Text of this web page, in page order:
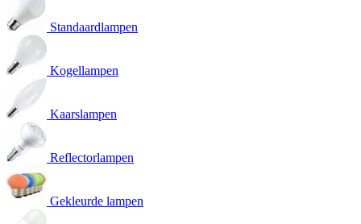
Standaardlampen
Kogellampen
Kaarslampen
Reflectorlampen
Gekleurde lampen